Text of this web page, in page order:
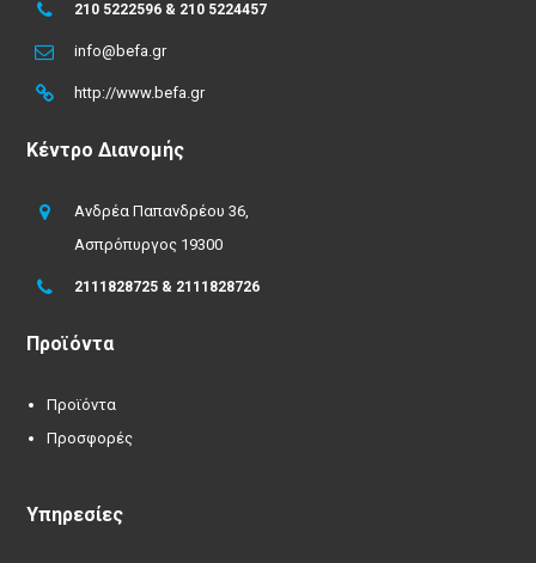
210 5222596 & 210 5224457
info@befa.gr
http://www.befa.gr
Κέντρο Διανομής
Ανδρέα Παπανδρέου 36,
Ασπρόπυργος 19300
2111828725 & 2111828726
Προϊόντα
Προϊόντα
Προσφορές
Υπηρεσίες